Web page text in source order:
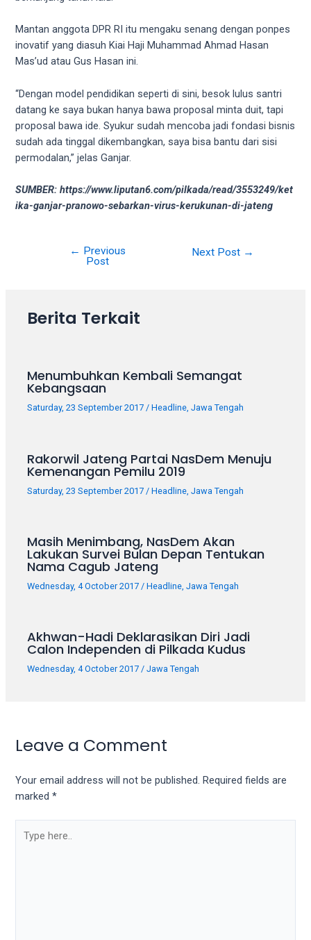
favorite
one:
amateur
videos,
anal,
ass,
blonde,
etc.
You
corresponding
sections
Watching
videos
Mantan anggota DPR RI itu mengaku senang dengan ponpes
inovatif yang diasuh Kiai Haji Muhammad Ahmad Hasan
Mas’ud atau Gus Hasan ini.
“Dengan model pendidikan seperti di sini, besok lulus santri
datang ke saya bukan hanya bawa proposal minta duit, tapi
proposal bawa ide. Syukur sudah mencoba jadi fondasi bisnis
sudah ada tinggal dikembangkan, saya bisa bantu dari sisi
permodalan,” jelas Ganjar.
SUMBER: https://www.liputan6.com/pilkada/read/3553249/ket
ika-ganjar-pranowo-sebarkan-virus-kerukunan-di-jateng
← Previous
Post
Next Post →
Berita Terkait
Menumbuhkan Kembali Semangat
Kebangsaan
Saturday, 23 September 2017/Headline,Jawa Tengah
Rakorwil Jateng Partai NasDem Menuju
Kemenangan Pemilu 2019
Saturday, 23 September 2017 /Headline ,Jawa Tengah
Masih Menimbang, NasDem Akan
Lakukan Survei Bulan Depan Tentukan
Nama Cagub Jateng
Wednesday, 4 October 2017 /Headline ,Jawa Tengah
Akhwan-Hadi Deklarasikan Diri Jadi
Calon Independen di Pilkada Kudus
Wednesday, 4 October 2017/Jawa Tengah
Leave a Comment
Your email address will not be published. Required fields are
marked*